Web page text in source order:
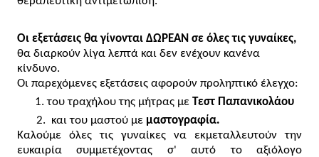
Οι εξετάσεις θα γίνονται ΔΩΡΕΑΝ σε όλες τις γυναίκες,
θα διαρκούν λίγα λεπτά και δεν ενέχουν κανένα
κίνδυνο.
Οι παρεχόμενες εξετάσεις αφορούν προληπτικό έλεγχο:
του τραχήλου της μήτρας με Τεστ Παπανικολάου
και του μαστού με μαστογραφία.
Καλούμε όλες τις γυναίκες να εκμεταλλευτούν την
ευκαιρία συμμετέχοντας σ' αυτό το αξιόλογο